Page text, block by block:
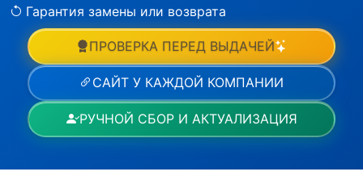
Гарантия замены или возврата
ПРОВЕРКА ПЕРЕД ВЫДАЧЕЙ
САЙТ У КАЖДОЙ КОМПАНИИ
РУЧНОЙ СБОР И АКТУАЛИЗАЦИЯ